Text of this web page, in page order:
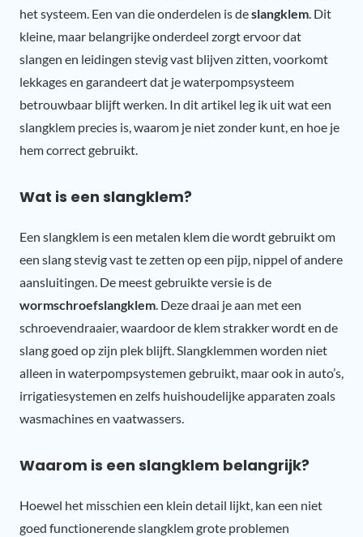
het systeem. Een van die onderdelen is deslangklem. Dit
kleine, maar belangrijke onderdeel zorgt ervoor dat
slangen en leidingen stevig vast blijven zitten, voorkomt
lekkages en garandeert dat je waterpompsysteem
betrouwbaar blijft werken. In dit artikel leg ik uit wat een
slangklem precies is, waarom je niet zonder kunt, en hoe je
hem correct gebruikt.
Wat is een slangklem?
Een slangklem is een metalen klem die wordt gebruikt om
een slang stevig vast te zetten op een pijp, nippel of andere
aansluitingen. De meest gebruikte versie is de
wormschroefslangklem. Deze draai je aan met een
schroevendraaier, waardoor de klem strakker wordt en de
slang goed op zijn plek blijft. Slangklemmen worden niet
alleen in waterpompsystemen gebruikt, maar ook in auto’s,
irrigatiesystemen en zelfs huishoudelijke apparaten zoals
wasmachines en vaatwassers.
Waarom is een slangklem belangrijk?
Hoewel het misschien een klein detail lijkt, kan een niet
goed functionerende slangklem grote problemen